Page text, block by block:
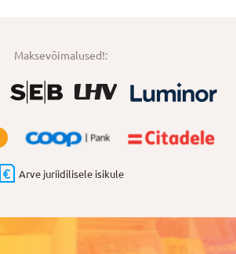
Maksevõimalused!:
Arve juriidilisele isikule